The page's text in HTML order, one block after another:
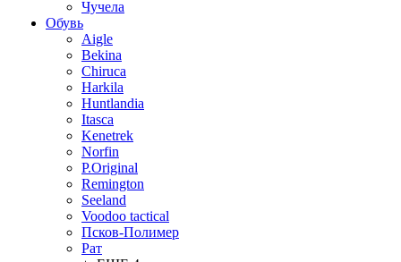
Чучела
Обувь
Aigle
Bekina
Chiruсa
Harkila
Huntlandia
Itasca
Kenetrek
Norfin
P.Original
Remington
Seeland
Voodoo tactical
Псков-Полимер
Рат